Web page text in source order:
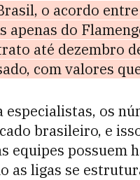
o acordo
apenas do
até dezembro
com valores
especialistas, os
brasileiro, e
equipes possuem
as ligas se